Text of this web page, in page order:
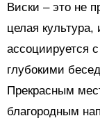
Виски – это не
целая
ассоциируется
глубокими
Прекрасным
благородным